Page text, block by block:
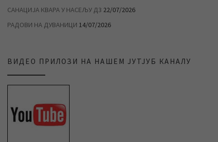
САНАЦИЈА КВАРА У НАСЕЉУ Д3 22/07/2026
РАДОВИ НА ДУВАНИЦИ 14/07/2026
ВИДЕО ПРИЛОЗИ НА НАШЕМ ЈУТЈУБ КАНАЛУ